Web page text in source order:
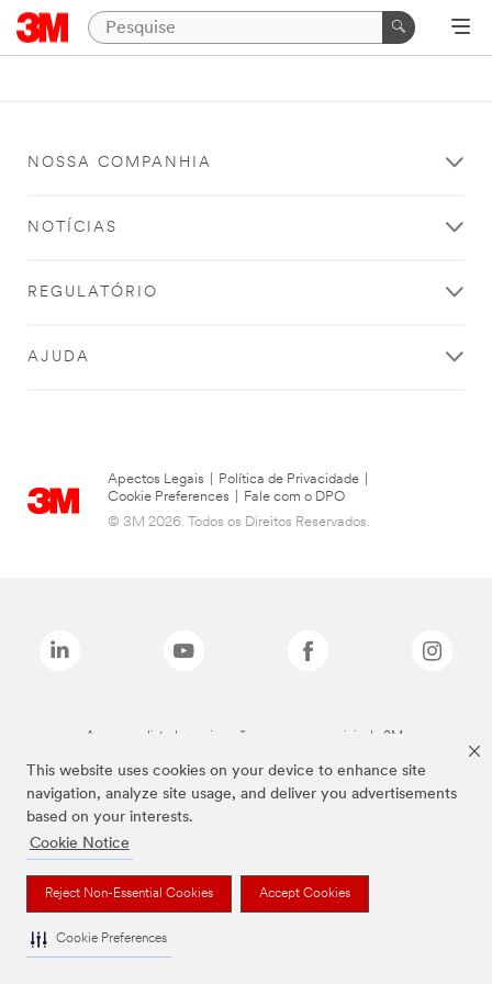
This website uses cookies on your device to enhance site
navigation, analyze site usage, and deliver you advertisements
based on your interests.
Cookie Notice
Reject Non-Essential Cookies Accept Cookies
Cookie Preferences
NOSSA COMPANHIA
NOTÍCIAS
REGULATÓRIO
AJUDA
Apectos Legais Política de Privacidade
Cookie Preferences
Fale com o DPO
© 3M 2026. Todos os Direitos Reservados.
As marcas listadas a cima são marcas comerciais da 3M.